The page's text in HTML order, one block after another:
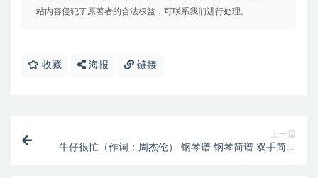
站内容侵犯了原著者的合法权益，可联系我们进行处理。
收藏 海报 链接
上一篇
牛仔很忙（作词：周杰伦） 钢琴谱 钢琴简谱 双手简谱